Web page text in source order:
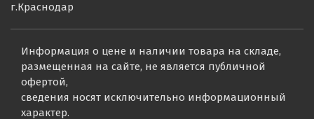
г.Краснодар
Информация о цене и наличии товара на складе,
размещенная на сайте, не является публичной
офертой,
сведения носят исключительно информационный
характер.